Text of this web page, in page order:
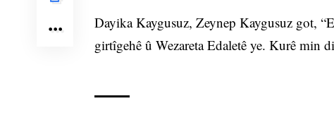
Dayika Kaygusuz, Zeynep Kaygusuz got,
girtîgehê û Wezareta Edaletê ye. Kurê min